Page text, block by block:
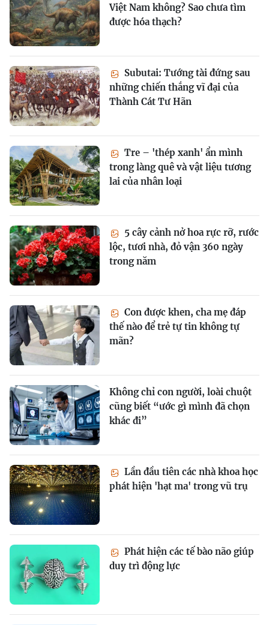
Việt Nam không? Sao chưa tìm
được hóa thạch?
Subutai: Tướng tài đứng sau
những chiến thắng vĩ đại của
Thành Cát Tư Hãn
Tre – 'thép xanh' ẩn mình
trong làng quê và vật liệu tương
lai của nhân loại
5 cây cảnh nở hoa rực rỡ, rước
lộc, tươi nhà, đỏ vận 360 ngày
trong năm
Con được khen, cha mẹ đáp
thế nào để trẻ tự tin không tự
mãn?
Không chỉ con người, loài chuột
cũng biết “ước gì mình đã chọn
khác đi”
Lần đầu tiên các nhà khoa học
phát hiện 'hạt ma' trong vũ trụ
Phát hiện các tế bào não giúp
duy trì động lực